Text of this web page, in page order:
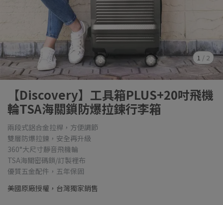
1 / 2
【Discovery】工具箱PLUS+20吋飛機
輪TSA海關鎖防爆拉鍊行李箱
兩段式鋁合金拉桿，方便調節
雙層防爆拉鍊，安全再升級
360°大尺寸靜音飛機輪
TSA海關密碼鎖/訂製裡布
優質五金配件，五年保固
美國原廠授權，台灣獨家銷售